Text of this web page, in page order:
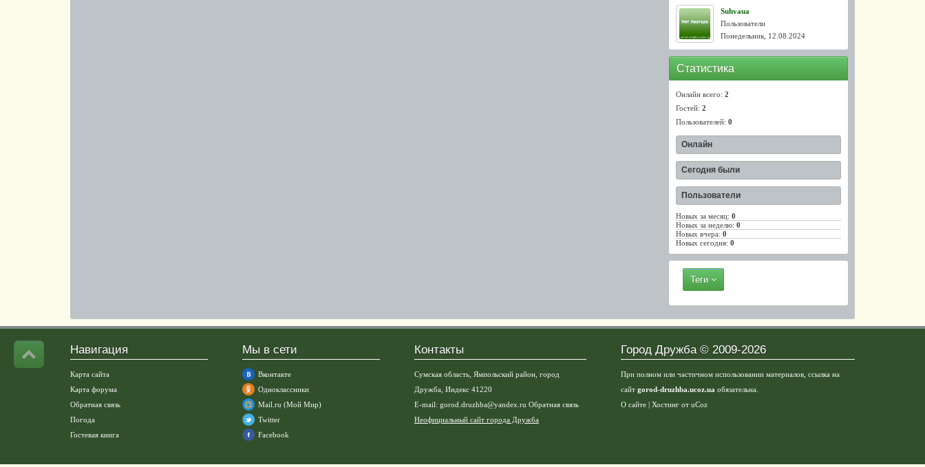
Suhvaua
Пользователи
Понедельник, 12.08.2024
Статистика
Онлайн всего: 2
Гостей: 2
Пользователей: 0
Онлайн
Сегодня были
Пользователи
Новых за месяц: 0
Новых за неделю: 0
Новых вчера: 0
Новых сегодня: 0
Теги
Навигация
Карта сайта
Карта форума
Обратная связь
Погода
Гостевая книга
Мы в сети
Вконтакте
Одноклассники
Mail.ru (Мой Мир)
Twitter
Facebook
Контакты
Сумская область, Ямпольский район, город
Дружба, Индекс 41220
E-mail: gorod.druzhba@yandex.ru Обратная связь
Неофициальный сайт города Дружба
Город Дружба © 2009-2026
При полном или частичном использовании материалов, ссылка на
сайт gorod-druzhba.ucoz.ua обязательна.
О сайте | Хостинг от uCoz